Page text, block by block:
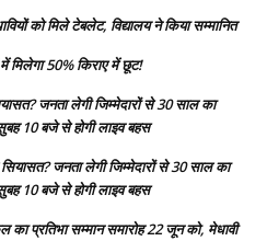
को मिले टेबलेट, विद्यालय ने किया सम्मानित
मिलेगा 50% किराए में छूट!
जनता लेगी जिम्मेदारों से 30 साल का
10 बजे से होगी लाइव बहस
जनता लेगी जिम्मेदारों से 30 साल का
10 बजे से होगी लाइव बहस
का प्रतिभा सम्मान समारोह 22 जून को, मेधावी